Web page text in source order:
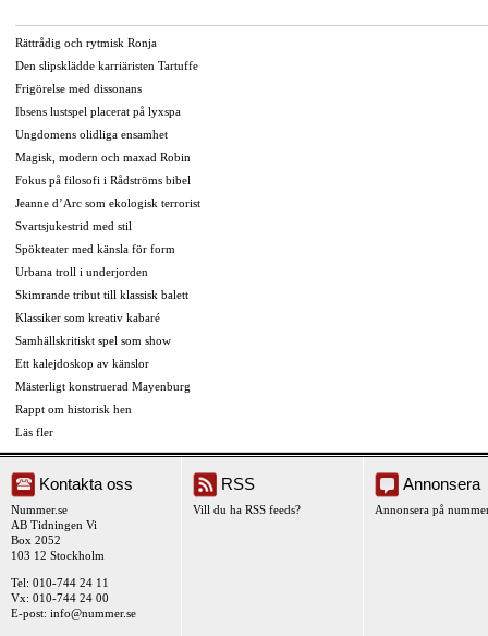
Rättrådig och rytmisk Ronja
Den slipsklädde karriäristen Tartuffe
Frigörelse med dissonans
Ibsens lustspel placerat på lyxspa
Ungdomens olidliga ensamhet
Magisk, modern och maxad Robin
Fokus på filosofi i Rådströms bibel
Jeanne d’Arc som ekologisk terrorist
Svartsjukestrid med stil
Spökteater med känsla för form
Urbana troll i underjorden
Skimrande tribut till klassisk balett
Klassiker som kreativ kabaré
Samhällskritiskt spel som show
Ett kalejdoskop av känslor
Mästerligt konstruerad Mayenburg
Rappt om historisk hen
Läs fler
Kontakta oss
Nummer.se
AB Tidningen Vi
Box 2052
103 12 Stockholm
Tel: 010-744 24 11
Vx: 010-744 24 00
E-post: info@nummer.se
RSS
Vill du ha RSS feeds?
Annonsera
Annonsera på